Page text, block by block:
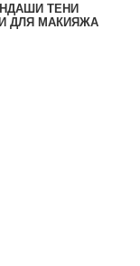
ТЕНИ
ДЛЯ МАКИЯЖА